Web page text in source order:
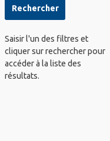
Saisir l'un des filtres et
cliquer sur rechercher pour
accéder à la liste des
résultats.